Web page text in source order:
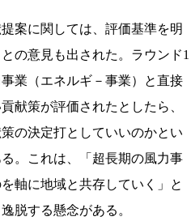
案に関しては、評価基準を明
の意見も出された。ラウンド1
業（エネルギ－事業）と直接
献策が評価されたとしたら、
の決定打としていいのかとい
。これは、「超長期の風力事
軸に地域と共存していく」と
脱する懸念がある。